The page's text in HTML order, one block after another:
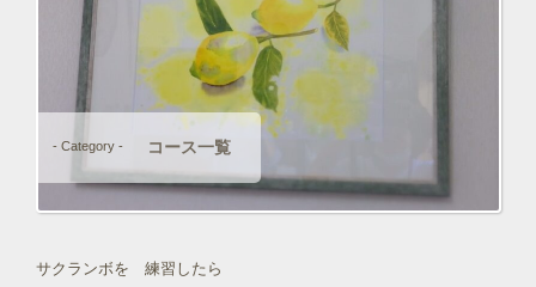
- Category - コース一覧
サクランボを 練習したら